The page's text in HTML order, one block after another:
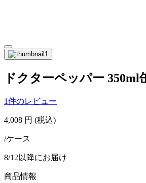
ドクターペッパー 350ml
1件のレビュー
4,008 円 (税込)
/ケース
8/12以降にお届け
商品情報